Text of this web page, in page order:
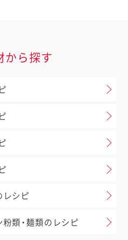
から探す
レシピ
粉類・麺類のレシピ